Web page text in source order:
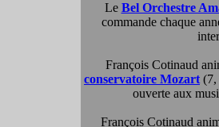
Le Bel Orchestre
commande chaque
François Cotinaud
conservatoire Mozart (7,
ouverte aux
François Cotinaud